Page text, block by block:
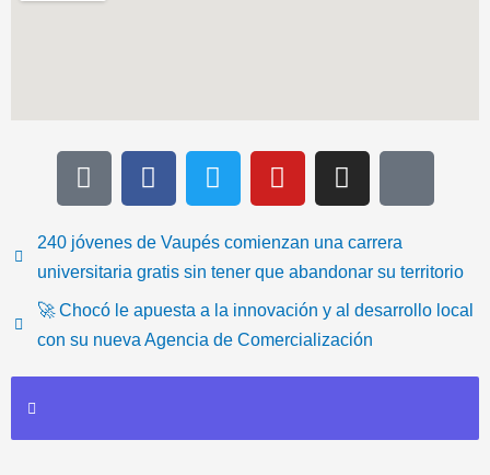
T
i
t
o
k
F
a
e
b
o
o
k
T
w
t
t
e
r
Y
o
t
u
b
e
I
n
t
a
g
r
a
m
-
e
m
i
240 jóvenes de Vaupés comienzan una carrera
universitaria gratis sin tener que abandonar su territorio
🚀 Chocó le apuesta a la innovación y al desarrollo local
con su nueva Agencia de Comercialización